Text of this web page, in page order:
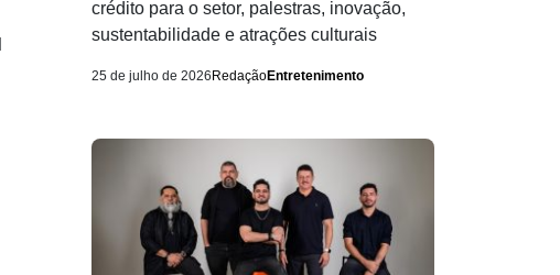
crédito para o setor, palestras, inovação,
sustentabilidade e atrações culturais
25 de julho de 2026 RedaçãoEntretenimento